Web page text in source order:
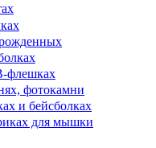
флешках
фотокамни
и бейсболках
для мышки